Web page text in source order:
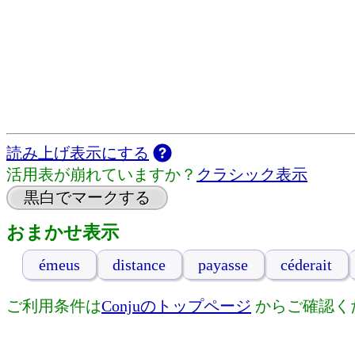
読み上げ表示にする
活用表が崩れていますか？ クラシック表示
黒白でマークする
おまかせ表示
émeus distance payasse céderait
ご利用条件はConjuのトップページ からご確認く